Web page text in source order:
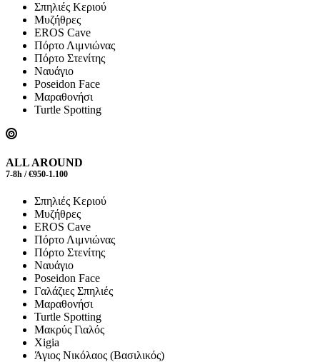
Σπηλιές Κεριού
Μυζήθρες
EROS Cave
Πόρτο Λιμνιώνας
Πόρτο Στενίτης
Ναυάγιο
Poseidon Face
Μαραθονήσι
Turtle Spotting
ALL AROUND
7-8h / €950-1.100
Σπηλιές Κεριού
Μυζήθρες
EROS Cave
Πόρτο Λιμνιώνας
Πόρτο Στενίτης
Ναυάγιο
Poseidon Face
Γαλάζιες Σπηλιές
Μαραθονήσι
Turtle Spotting
Μακρύς Γιαλός
Xigia
Άγιος Νικόλαος (Βασιλικός)